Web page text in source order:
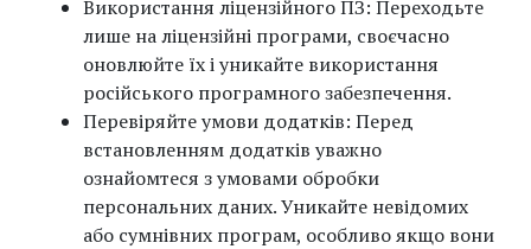
Використання ліцензійного ПЗ: Переходьте
лише на ліцензійні програми, своєчасно
оновлюйте їх і уникайте використання
російського програмного забезпечення.
Перевіряйте умови додатків: Перед
встановленням додатків уважно
ознайомтеся з умовами обробки
персональних даних. Уникайте невідомих
або сумнівних програм, особливо якщо вони